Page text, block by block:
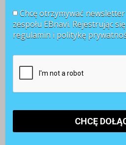
Chcę otrzymywać
zespołu EBnavi. Rejestrując
regulamin i politykę